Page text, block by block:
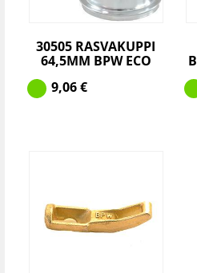
30505 RASVAKUPPI
64,5MM BPW ECO
9,06€